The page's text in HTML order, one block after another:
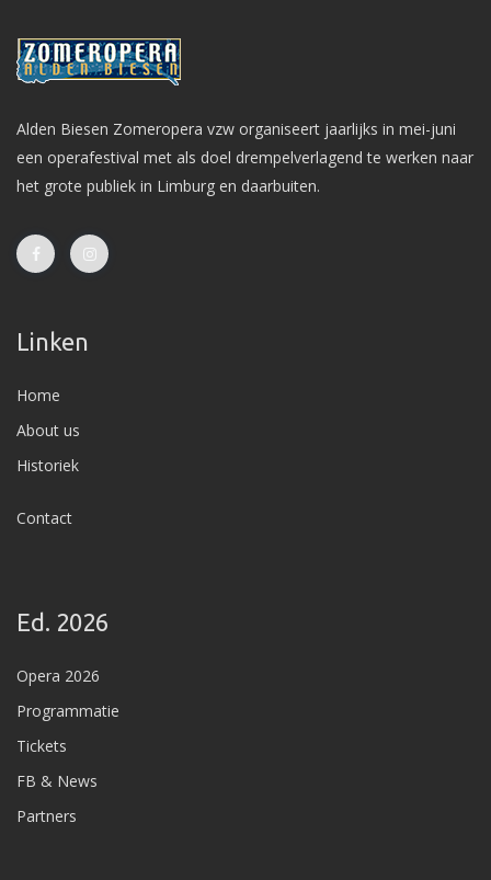
Alden Biesen Zomeropera vzw organiseert jaarlijks in mei-juni
een operafestival met als doel drempelverlagend te werken naar
het grote publiek in Limburg en daarbuiten.
Linken
Home
About us
Historiek
Contact
Ed. 2026
Opera 2026
Programmatie
Tickets
FB & News
Partners